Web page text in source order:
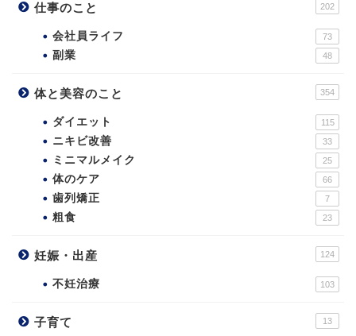
仕事のこと 202
会社員ライフ 73
副業 48
体と美容のこと 354
ダイエット 115
ニキビ改善 33
ミニマルメイク 25
体のケア 66
歯列矯正 7
粗食 23
妊娠・出産 124
不妊治療 103
子育て 13